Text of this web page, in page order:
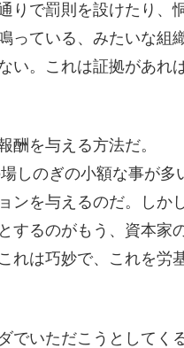
りで罰則を設けたり、
っている、みたいな組
い。これは証拠があれ
酬を与える方法だ。
しのぎの小額な事が多
ンを与えるのだ。しか
するのがもう、資本家
れは巧妙で、これを労
いただこうとしてく